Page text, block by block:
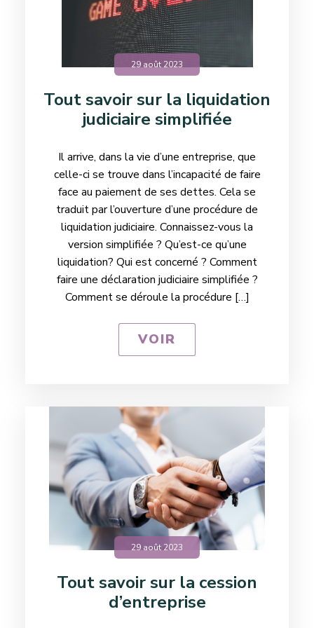
29 août 2023
Tout savoir sur la liquidation
judiciaire simplifiée
Il arrive, dans la vie d’une entreprise, que
celle-ci se trouve dans l’incapacité de faire
face au paiement de ses dettes. Cela se
traduit par l’ouverture d’une procédure de
liquidation judiciaire. Connaissez-vous la
version simplifiée ? Qu’est-ce qu’une
liquidation? Qui est concerné ? Comment
faire une déclaration judiciaire simplifiée ?
Comment se déroule la procédure […]
VOIR
29 août 2023
Tout savoir sur la cession
d’entreprise